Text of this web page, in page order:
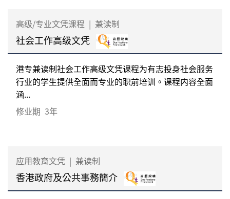
高级/专业文凭课程 | 兼读制
社会工作高级文凭
港专兼读制社会工作高级文凭课程为有志投身社会服务
行业的学生提供全面而专业的职前培训。课程内容全面
涵...
修业期 3年
应用教育文凭 | 兼读制
香港政府及公共事務簡介